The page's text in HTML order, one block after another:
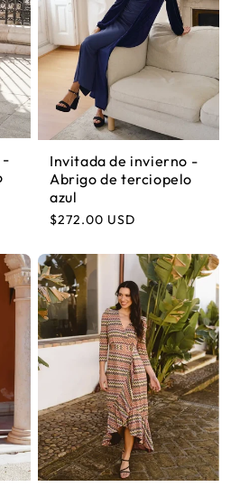
-
Invitada de invierno -
Abrigo de terciopelo
azul
Precio habitual
$272.00 USD
a nuestra